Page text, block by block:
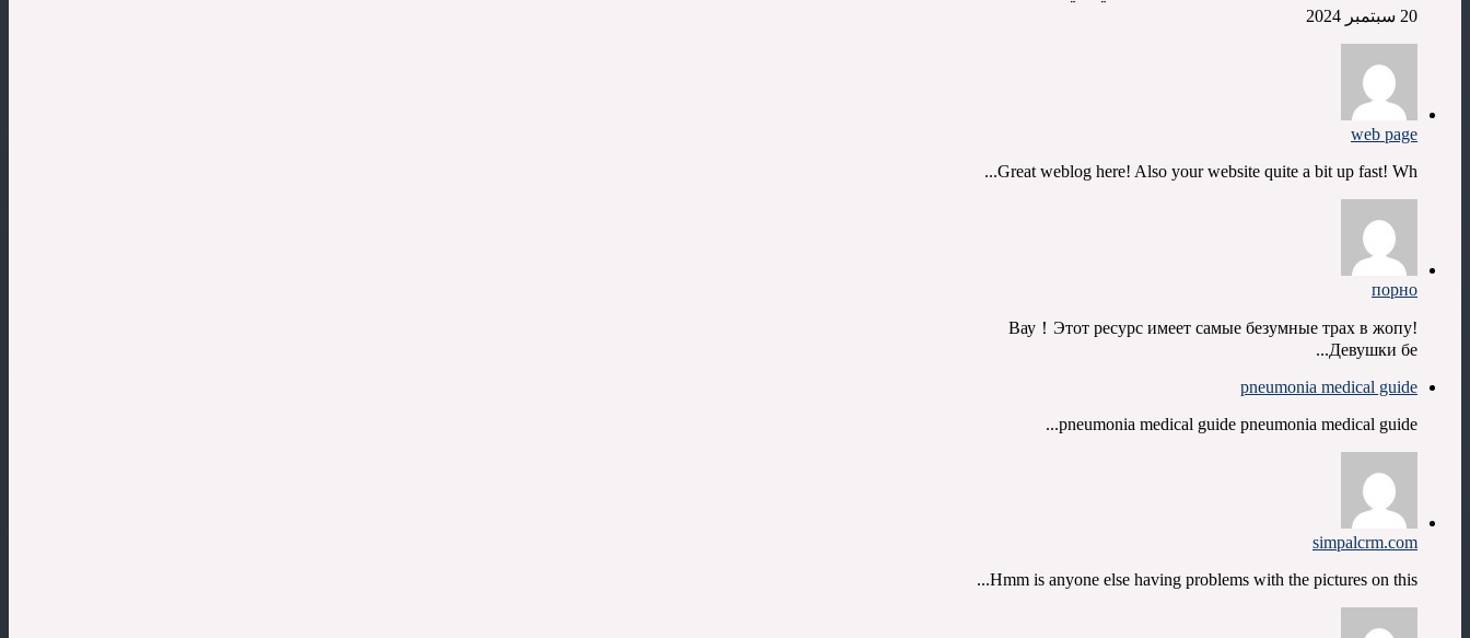
20 سبتمبر 2024
web page
Great weblog here! Also your website quite a bit up fast! Wh...
порно
Вау！Этот ресурс имеет самые безумные трах в жопу!
Девушки бе...
pneumonia medical guide
pneumonia medical guide pneumonia medical guide...
simpalcrm.com
Hmm is anyone else having problems with the pictures on this...